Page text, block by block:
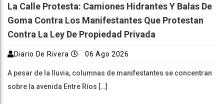
La Calle Protesta: Camiones Hidrantes Y Balas De
Goma Contra Los Manifestantes Que Protestan
Contra La Ley De Propiedad Privada
Diario De Rivera 06 Ago 2026
A pesar de la lluvia, columnas de manifestantes se concentran
sobre la avenida Entre Ríos […]